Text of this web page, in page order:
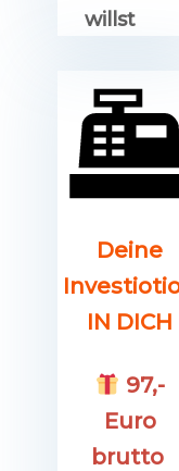
willst
Deine
IN DICH
97,-
Euro
brutto